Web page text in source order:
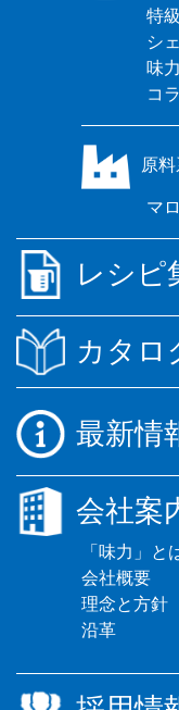
特
シ
味
コ
原
マ
レシピ
カタロ
最新情
会社案
「味力」と
会社概要
理念と方針
沿革